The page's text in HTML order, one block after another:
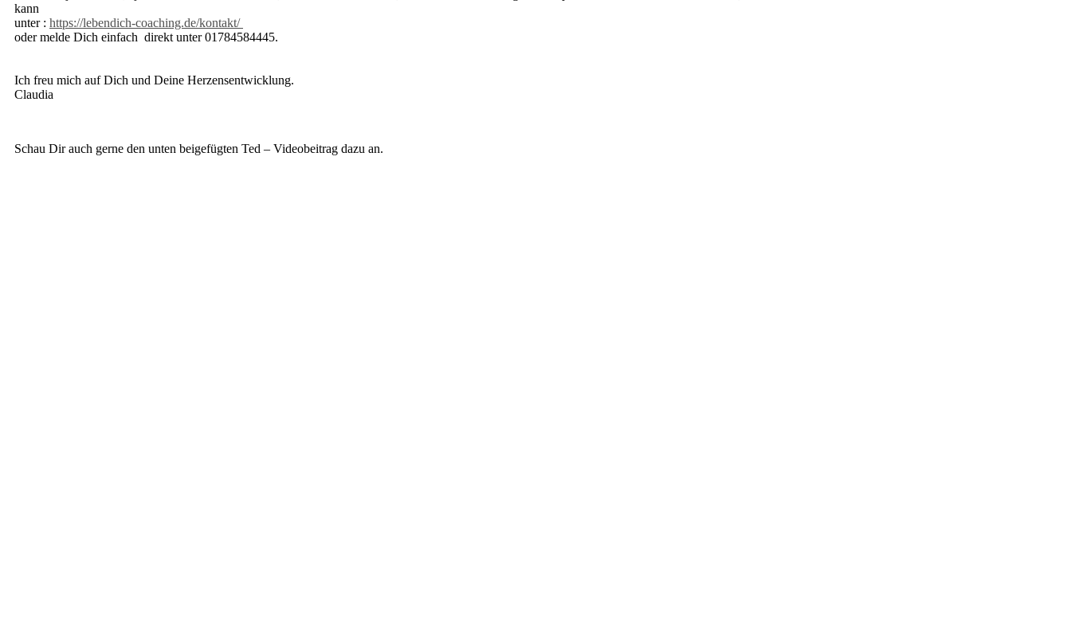
kann
unter : https://lebendich-coaching.de/kontakt/
oder melde Dich einfach direkt unter 01784584445.
Ich freu mich auf Dich und Deine Herzensentwicklung.
Claudia
Schau Dir auch gerne den unten beigefügten Ted – Videobeitrag dazu an.